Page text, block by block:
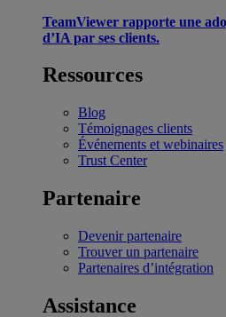
TeamViewer rapporte une
d’IA par ses clients.
Ressources
Blog
Témoignages clients
Événements et webinaires
Trust Center
Partenaire
Devenir partenaire
Trouver un partenaire
Partenaires d’intégration
Assistance